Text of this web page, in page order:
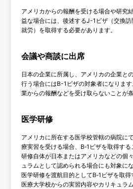
アメリカからの報酬を受ける場合や研究
益な場合には、後述するJ-1ビザ（交換
就労）を取得する必要があります。
会議や商談に出席
日本の企業に所属し、アメリカの企業と
行う場合にはB-1ビザの対象者になりま
業からの報酬などを受け取らないことが
医学研修
アメリカに所在する医学校管轄の病院に
療実習を受ける場合、B‐1ビザを取得する
研修自体が日本またはアメリカなどの個
ュラムとして認められる場合にも対象に
医学研修を渡航目的としてB‐1ビザを取
医療大学校からの実習内容やカリキュラ